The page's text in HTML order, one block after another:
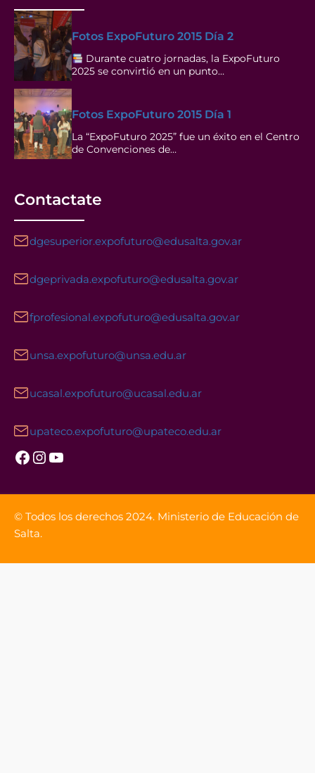
Fotos ExpoFuturo 2015 Día 2
Durante cuatro jornadas, la ExpoFuturo
2025 se convirtió en un punto…
Fotos ExpoFuturo 2015 Día 1
La “ExpoFuturo 2025” fue un éxito en el Centro
de Convenciones de…
Contactate
dgesuperior.expofuturo@edusalta.gov.ar
dgeprivada.expofuturo@edusalta.gov.ar
fprofesional.expofuturo@edusalta.gov.ar
unsa.expofuturo@unsa.edu.ar
ucasal.expofuturo@ucasal.edu.ar
upateco.expofuturo@upateco.edu.ar
Facebook InstagramYouTube
© Todos los derechos 2024. Ministerio de Educación de
Salta.